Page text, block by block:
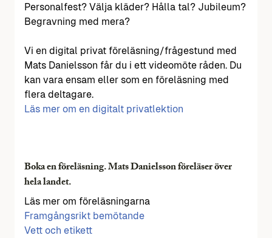
Personalfest? Välja kläder? Hålla tal? Jubileum?
Begravning med mera?
Vi en digital privat föreläsning/frågestund med
Mats Danielsson får du i ett videomöte råden. Du
kan vara ensam eller som en föreläsning med
flera deltagare.
Läs mer om en digitalt privatlektion
Boka en föreläsning. Mats Danielsson föreläser över
hela landet.
Läs mer om föreläsningarna
Framgångsrikt bemötande
Vett och etikett